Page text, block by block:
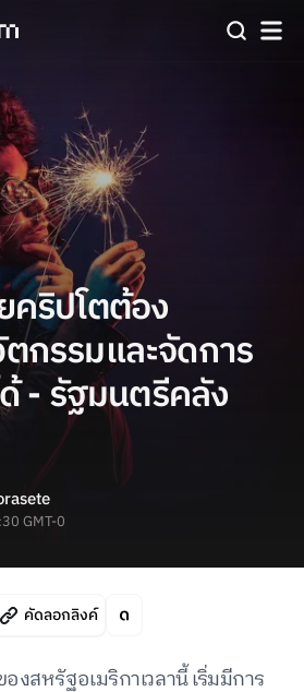
คริปโตต้อง
กรรมและจัดการ
- รัฐมนตรีคลัง
GMT-0
คัดลอกลิงค์
สหรัฐอเมริกาเวลานี้ เริ่มมีการ